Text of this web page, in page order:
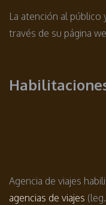
La atención al público
través de su página
Agencia de viajes
agencias de viajes